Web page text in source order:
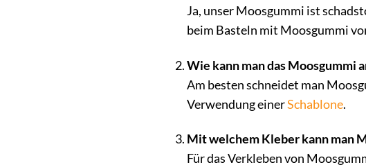
Ja, unser Moosgummi ist
beim Basteln mit Moosgummi
Wie kann man das Moosgummi
Am besten schneidet man
Verwendung einerSchablone.
Mit welchem Kleber kann man
Für das Verkleben von